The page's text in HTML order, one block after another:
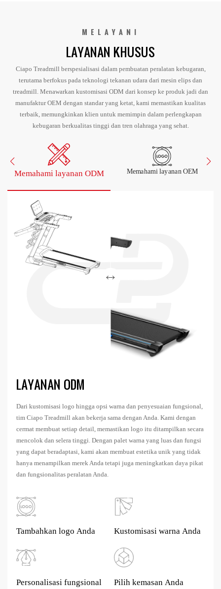
MELAYANI
LAYANAN KHUSUS
Ciapo Treadmill berspesialisasi dalam pembuatan peralatan kebugaran,
terutama berfokus pada teknologi tekanan udara dari mesin elips dan
treadmill. Menawarkan kustomisasi ODM dari konsep ke produk jadi dan
manufaktur OEM dengan standar yang ketat, kami memastikan kualitas
terbaik, memungkinkan klien untuk memimpin dalam perlengkapan
kebugaran berkualitas tinggi dan tren olahraga yang sehat.
Memahami layanan ODM Memahami layanan OEM
LAYANAN ODM
Dari kustomisasi logo hingga opsi warna dan penyesuaian fungsional,
tim Ciapo Treadmill akan bekerja sama dengan Anda. Kami dengan
cermat membuat setiap detail, memastikan logo itu ditampilkan secara
mencolok dan selera tinggi. Dengan palet warna yang luas dan fungsi
yang dapat beradaptasi, kami akan membuat estetika unik yang tidak
hanya menampilkan merek Anda tetapi juga meningkatkan daya pikat
dan fungsionalitas peralatan Anda.
Tambahkan logo Anda Kustomisasi warna Anda
Personalisasi fungsional Pilih kemasan Anda